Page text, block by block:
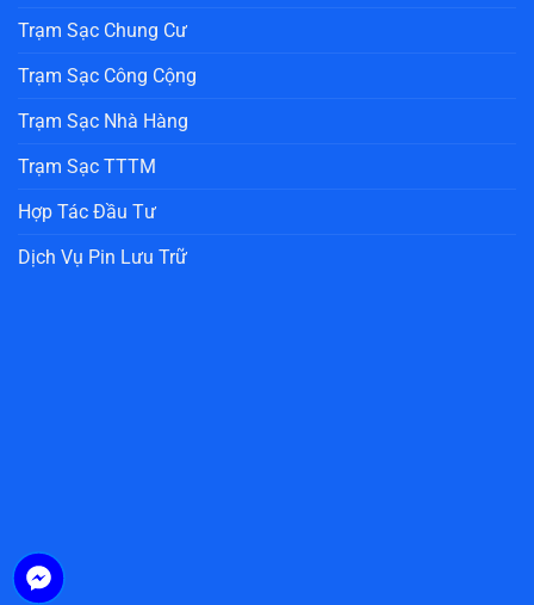
Trạm Sạc Chung Cư
Trạm Sạc Công Cộng
Trạm Sạc Nhà Hàng
Trạm Sạc TTTM
Hợp Tác Đầu Tư
Dịch Vụ Pin Lưu Trữ